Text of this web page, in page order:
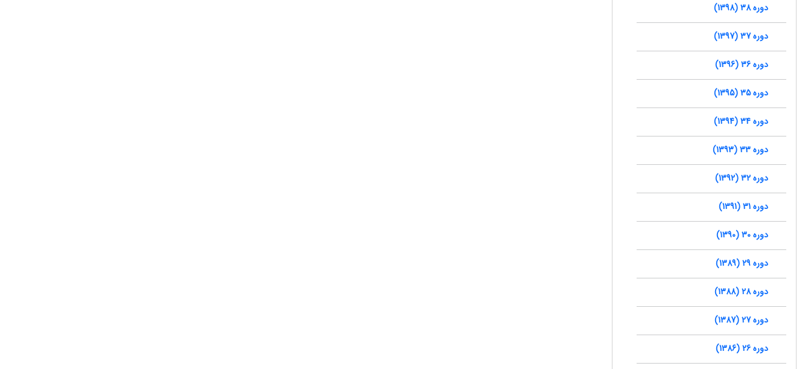
دوره 38 (1398)
دوره 37 (1397)
دوره 36 (1396)
دوره 35 (1395)
دوره 34 (1394)
دوره 33 (1393)
دوره 32 (1392)
دوره 31 (1391)
دوره 30 (1390)
دوره 29 (1389)
دوره 28 (1388)
دوره 27 (1387)
دوره 26 (1386)